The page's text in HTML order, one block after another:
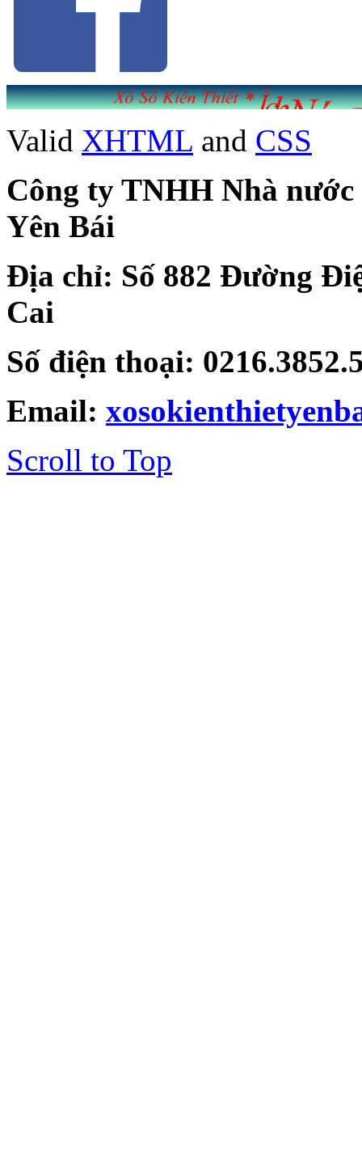
Valid XHTML and CSS
Công ty TNHH Nhà
Yên Bái
Địa chỉ: Số 882 Đường
Cai
Số điện thoại:
Email:
Scroll to Top